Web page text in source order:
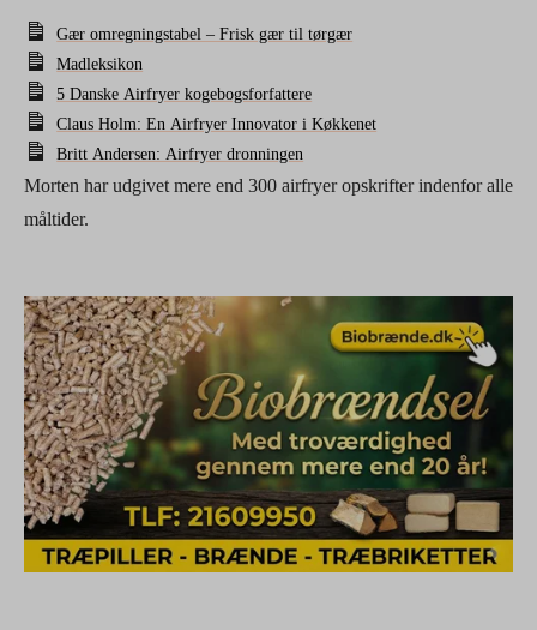
Gær omregningstabel – Frisk gær til tørgær
Madleksikon
5 Danske Airfryer kogebogsforfattere
Claus Holm: En Airfryer Innovator i Køkkenet
Britt Andersen: Airfryer dronningen
Morten har udgivet mere end 300 airfryer opskrifter indenfor alle
måltider.